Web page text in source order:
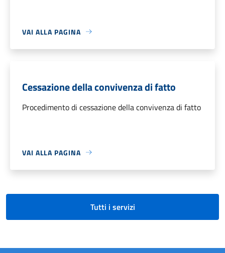
VAI ALLA PAGINA
Cessazione della convivenza di fatto
Procedimento di cessazione della convivenza di fatto
VAI ALLA PAGINA
Tutti i servizi